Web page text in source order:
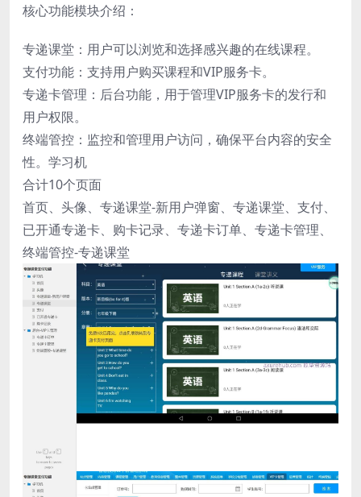
核心功能模块介绍：
专递课堂：用户可以浏览和选择感兴趣的在线课程。
支付功能：支持用户购买课程和VIP服务卡。
专递卡管理：后台功能，用于管理VIP服务卡的发行和
用户权限。
终端管控：监控和管理用户访问，确保平台内容的安全
性。学习机
合计10个页面
首页、头像、专递课堂-新用户弹窗、专递课堂、支付、
已开通专递卡、购卡记录、专递卡订单、专递卡管理、
终端管控-专递课堂